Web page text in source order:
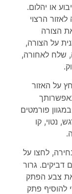
או יהלום.
הרצוי
הצורה
על הצורה,
שלח לאחורה,
על האזור
פורמטים
נטוי, קו
לחצו על
דביקים. גרור
צבע הפתק
להוסיף פתק